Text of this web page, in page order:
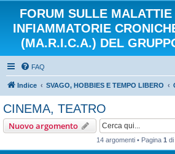
FORUM SULLE
INFIAMMATORIE
(MA.R.I.C.A.) DEL
FAQ
Indice SVAGO, HOBBIES E TEMPO LIBERO
CINEMA, TEATRO
Nuovo argomento
14 argomenti • Pagina 1 di